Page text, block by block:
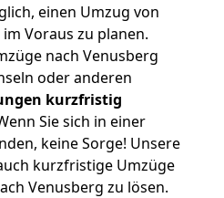
einen Umzug von
Voraus zu planen.
nach Venusberg
oder anderen
kurzfristig
Sie sich in einer
keine Sorge! Unsere
kurzfristige Umzüge
Venusberg zu lösen.